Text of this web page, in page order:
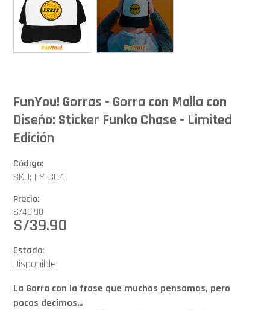
FunYou! Gorras - Gorra con Malla con
Diseño: Sticker Funko Chase - Limited
Edición
Código:
SKU: FY-G04
Precio:
S/49.90
S/39.90
Estado:
Disponible
La Gorra con la frase que muchos pensamos, pero
pocos decimos…